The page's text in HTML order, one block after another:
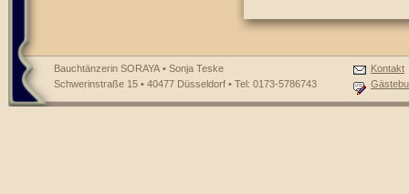
Bauchtänzerin SORAYA • Sonja Teske
Schwerinstraße 15 • 40477 Düsseldorf • Tel: 0173-5786743
Kontakt